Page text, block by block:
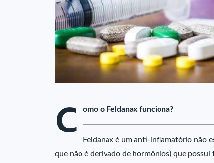
C omo o Feldanax funciona?
Feldanax é um anti-inflamatório não
que não é derivado de hormônios) que